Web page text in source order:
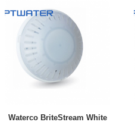
Waterco BriteStream White